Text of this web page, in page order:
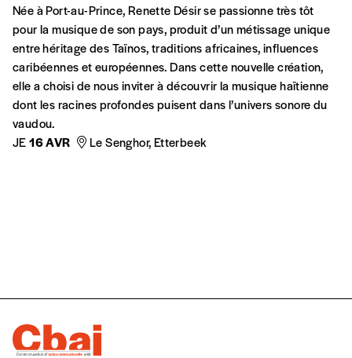
Née à Port-au-Prince, Renette Désir se passionne très tôt
pour la musique de son pays, produit d’un métissage unique
entre héritage des Taïnos, traditions africaines, influences
caribéennes et européennes. Dans cette nouvelle création,
elle a choisi de nous inviter à découvrir la musique haïtienne
dont les racines profondes puisent dans l’univers sonore du
vaudou.
JE16 AVR Le Senghor, Etterbeek